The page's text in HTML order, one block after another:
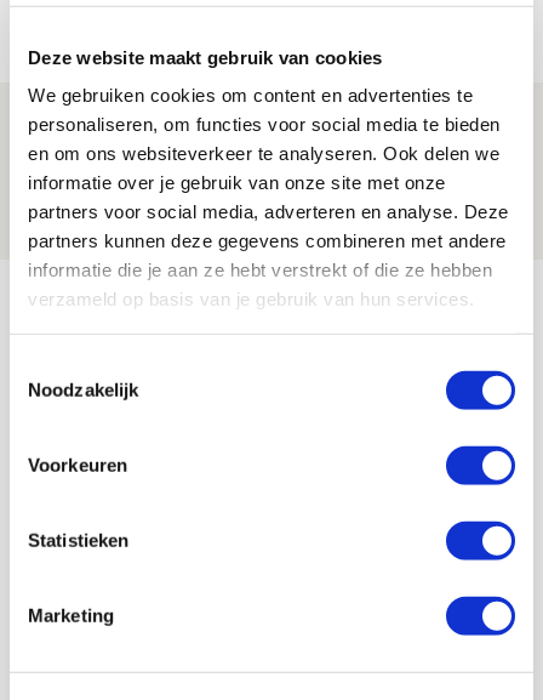
Deze website maakt gebruik van cookies
We gebruiken cookies om content en advertenties te
personaliseren, om functies voor social media te bieden
en om ons websiteverkeer te analyseren. Ook delen we
informatie over je gebruik van onze site met onze
partners voor social media, adverteren en analyse. Deze
partners kunnen deze gegevens combineren met andere
informatie die je aan ze hebt verstrekt of die ze hebben
verzameld op basis van je gebruik van hun services.
Noodzakelijk
Voorkeuren
Statistieken
Marketing
Spelen bij Jong Ajax of Ajax 1? Dat
maakt Abdalla ‘geen reet’ uit
08 AUGUSTUS 2026 - 10:04
NIEUWS
Bekijk meer
AGENDA
Selectiedag ballenjongens/-meiden
SEP